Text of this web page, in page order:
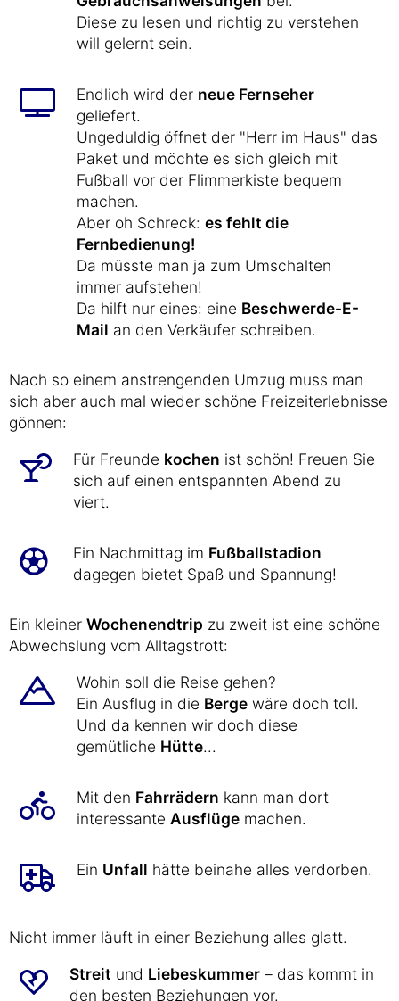
Diese zu lesen und richtig zu verstehen
will gelernt sein.
Endlich wird der neue Fernseher
geliefert.
Ungeduldig öffnet der "Herr im Haus" das
Paket und möchte es sich gleich mit
Fußball vor der Flimmerkiste bequem
machen.
Aber oh Schreck: es fehlt die
Fernbedienung!
Da müsste man ja zum Umschalten
immer aufstehen!
Da hilft nur eines: eine Beschwerde-E-
Mail an den Verkäufer schreiben.
Nach so einem anstrengenden Umzug muss man
sich aber auch mal wieder schöne Freizeiterlebnisse
gönnen:
Für Freunde kochen ist schön! Freuen Sie
sich auf einen entspannten Abend zu
viert.
Ein Nachmittag im Fußballstadion
dagegen bietet Spaß und Spannung!
Ein kleiner Wochenendtrip zu zweit ist eine schöne
Abwechslung vom Alltagstrott:
Wohin soll die Reise gehen?
Ein Ausflug in die Berge wäre doch toll.
Und da kennen wir doch diese
gemütliche Hütte...
Mit den Fahrrädern kann man dort
interessante Ausflüge machen.
Ein Unfall hätte beinahe alles verdorben.
Nicht immer läuft in einer Beziehung alles glatt.
Streit und Liebeskummer – das kommt in
den besten Beziehungen vor.